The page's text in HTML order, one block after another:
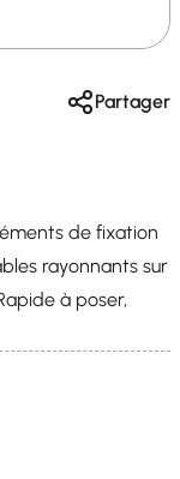
Partager
de fixation
rayonnants sur
à poser,